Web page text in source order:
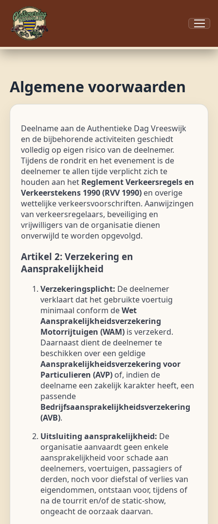
Menu
Algemene voorwaarden
Deelname aan de Authentieke Dag Vreeswijk
en de bijbehorende activiteiten geschiedt
volledig op eigen risico van de deelnemer.
Tijdens de rondrit en het evenement is de
deelnemer te allen tijde verplicht zich te
houden aan het Reglement Verkeersregels en
Verkeerstekens 1990 (RVV 1990) en overige
wettelijke verkeersvoorschriften. Aanwijzingen
van verkeersregelaars, beveiliging en
vrijwilligers van de organisatie dienen
onverwijld te worden opgevolgd.
Artikel 2: Verzekering en
Aansprakelijkheid
Verzekeringsplicht: De deelnemer
verklaart dat het gebruikte voertuig
minimaal conform deWet
Aansprakelijkheidsverzekering
Motorrijtuigen (WAM) is verzekerd.
Daarnaast dient de deelnemer te
beschikken over een geldige
Aansprakelijkheidsverzekering voor
Particulieren (AVP) of, indien de
deelname een zakelijk karakter heeft, een
passende
Bedrijfsaansprakelijkheidsverzekering
(AVB).
Uitsluiting aansprakelijkheid: De
organisatie aanvaardt geen enkele
aansprakelijkheid voor schade aan
deelnemers, voertuigen, passagiers of
derden, noch voor diefstal of verlies van
eigendommen, ontstaan voor, tijdens of
na de tourrit en/of de static-show,
ongeacht de oorzaak daarvan.